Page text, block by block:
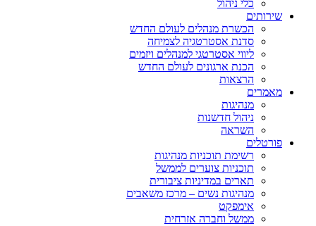
כלי ניהול
שירותים
הכשרת מנהלים לעולם החדש
סדנת אסטרטגיה לצמיחה
ליווי אסטרטגי למנהלים ויזמים
הכנת ארגונים לעולם החדש
הרצאות
מאמרים
מנהיגות
ניהול חדשנות
השראה
פורטלים
רשימת תוכניות מנהיגות
תוכניות צוערים לממשל
תארים במדיניות ציבורית
מנהיגות נשים – מרכז משאבים
אימפקט
ממשל וחברה אזרחית